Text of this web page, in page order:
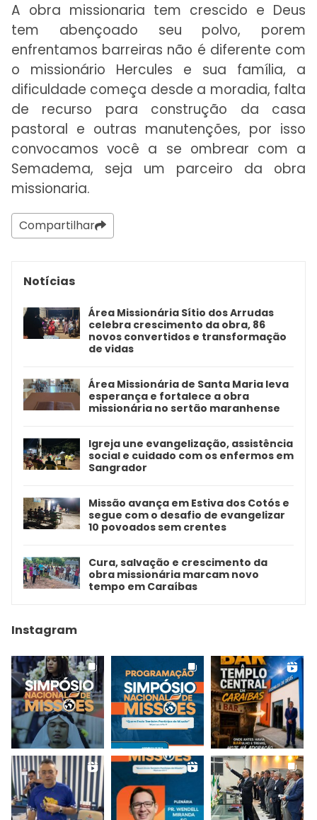
A obra missionaria tem crescido e Deus
tem abençoado seu polvo, porem
enfrentamos barreiras não é diferente com
o missionário Hercules e sua família, a
dificuldade começa desde a moradia, falta
de recurso para construção da casa
pastoral e outras manutenções, por isso
convocamos você a se ombrear com a
Semadema, seja um parceiro da obra
missionaria.
Compartilhar
Notícias
Área Missionária Sítio dos Arrudas
celebra crescimento da obra, 86
novos convertidos e transformação
de vidas
Área Missionária de Santa Maria leva
esperança e fortalece a obra
missionária no sertão maranhense
Igreja une evangelização, assistência
social e cuidado com os enfermos em
Sangrador
Missão avança em Estiva dos Cotós e
segue com o desafio de evangelizar
10 povoados sem crentes
Cura, salvação e crescimento da
obra missionária marcam novo
tempo em Caraíbas
Instagram